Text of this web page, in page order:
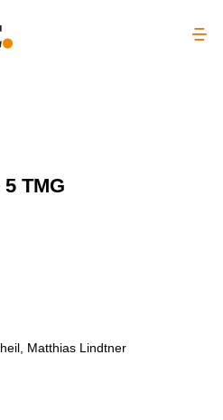
TMG
Matthias Lindtner